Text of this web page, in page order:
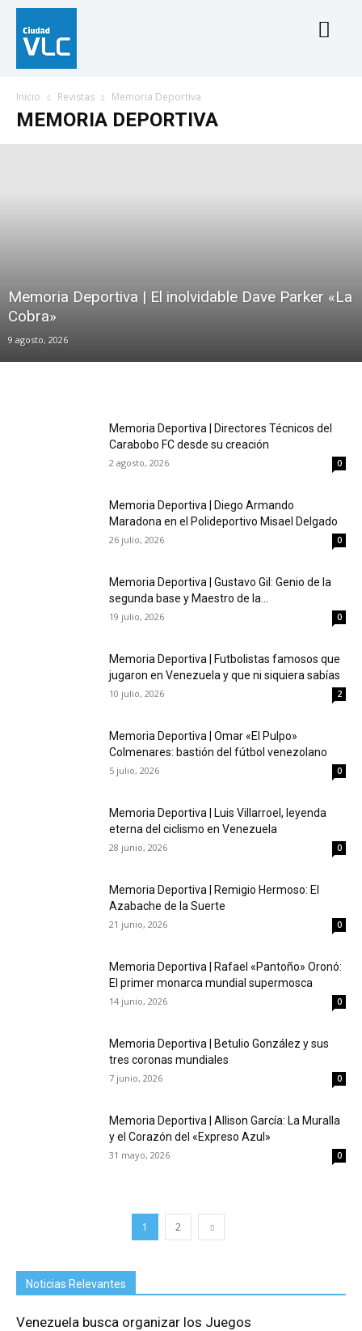
Inicio Revistas Memoria Deportiva
MEMORIA DEPORTIVA
Memoria Deportiva | El inolvidable Dave Parker «La
Cobra»
9 agosto, 2026
Memoria Deportiva | Directores Técnicos del
Carabobo FC desde su creación
2 agosto, 2026 0
Memoria Deportiva | Diego Armando
Maradona en el Polideportivo Misael Delgado
26 julio, 2026 0
Memoria Deportiva | Gustavo Gil: Genio de la
segunda base y Maestro de la...
19 julio, 2026 0
Memoria Deportiva | Futbolistas famosos que
jugaron en Venezuela y que ni siquiera sabías
10 julio, 2026 2
Memoria Deportiva | Omar «El Pulpo»
Colmenares: bastión del fútbol venezolano
5 julio, 2026 0
Memoria Deportiva | Luis Villarroel, leyenda
eterna del ciclismo en Venezuela
28 junio, 2026 0
Memoria Deportiva | Remigio Hermoso: El
Azabache de la Suerte
21 junio, 2026 0
Memoria Deportiva | Rafael «Pantoño» Oronó:
El primer monarca mundial supermosca
14 junio, 2026 0
Memoria Deportiva | Betulio González y sus
tres coronas mundiales
7 junio, 2026 0
Memoria Deportiva | Allison García: La Muralla
y el Corazón del «Expreso Azul»
31 mayo, 2026 0
1 2
Noticias Relevantes
Venezuela busca organizar los Juegos